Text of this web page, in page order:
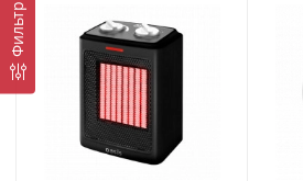
Фильтр